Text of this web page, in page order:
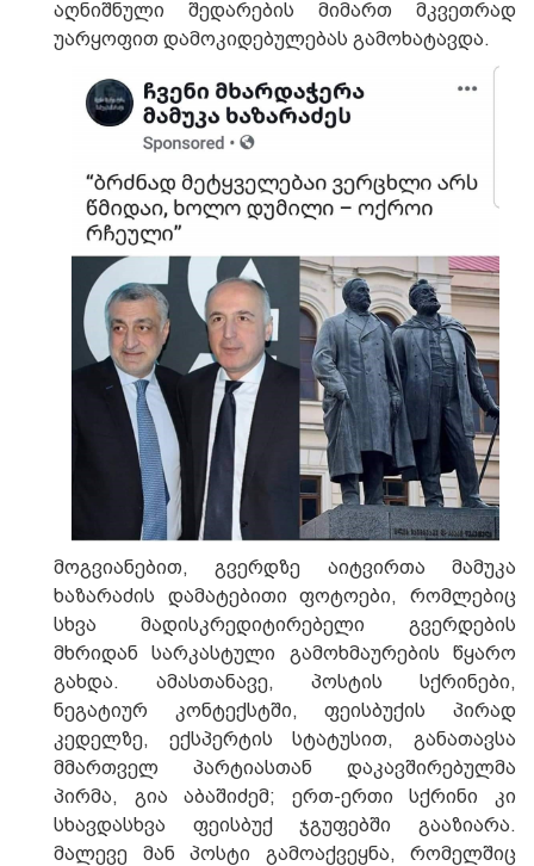
აღნიშნული შედარების მიმართ მკვეთრად
უარყოფით დამოკიდებულებას გამოხატავდა.
მოგვიანებით, გვერდზე აიტვირთა მამუკა
ხაზარაძის დამატებითი ფოტოები, რომლებიც
სხვა მადისკრედიტირებელი გვერდების
მხრიდან სარკასტული გამოხმაურების წყარო
გახდა. ამასთანავე, პოსტის სქრინები,
ნეგატიურ კონტექსტში, ფეისბუქის პირად
კედელზე, ექსპერტის სტატუსით, განათავსა
მმართველ პარტიასთან დაკავშირებულმა
პირმა, გია აბაშიძემ; ერთ-ერთი სქრინი კი
სხავდასხვა ფეისბუქ ჯგუფებში გააზიარა.
მალევე მან პოსტი გამოაქვეყნა, რომელშიც